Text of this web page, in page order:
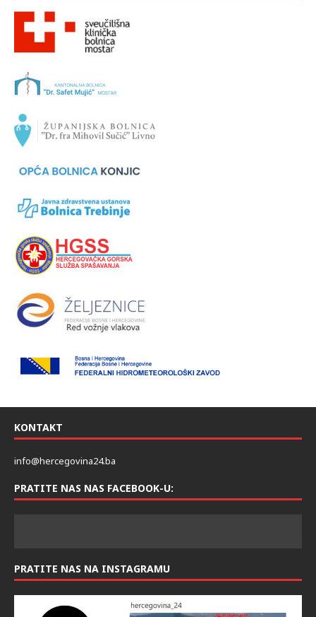
KONTAKT
info@hercegovina24.ba
PRATITE NAS NAS FACEBOOK-U:
PRATITE NAS NA INSTAGRAMU